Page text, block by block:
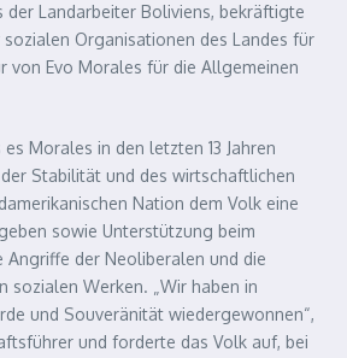
der Landarbeiter Boliviens, bekräftigte
Organisationen des Landes für
von Evo Morales für die Allgemeinen
Morales in den letzten 13 Jahren
Stabilität und des wirtschaftlichen
Nation dem Volk eine
sowie Unterstützung beim
Angriffe der Neoliberalen und die
sozialen Werken. „Wir haben in
und Souveränität wiedergewonnen“,
und forderte das Volk auf, bei